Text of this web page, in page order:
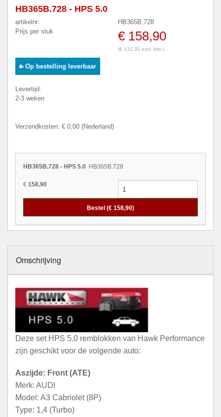
HB365B.728 - HPS 5.0
artikelnr:
HB365B.728
Prijs per stuk
€ 158,90
(€ 131,32 excl. btw )
Op bestelling leverbaar
Levertijd:
2-3 weken
Verzendkosten: € 0,00 (Nederland)
HB365B.728 - HPS 5.0 HB365B.728
€ 158,90
Bestel (€ 158,90)
Omschrijving
Deze set HPS 5.0 remblokken van Hawk Performance
zijn geschikt voor de volgende auto:
Aszijde: Front (ATE)
Merk: AUDI
Model: A3 Cabriolet (8P)
Type: 1,4 (Turbo)